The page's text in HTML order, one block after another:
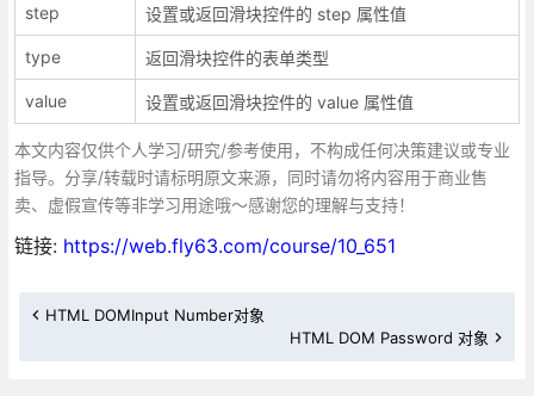
step 设置或返回滑块控件的 step 属性值
type 返回滑块控件的表单类型
value 设置或返回滑块控件的 value 属性值
本文内容仅供个人学习/研究/参考使用，不构成任何决策建议或专业
指导。分享/转载时请标明原文来源，同时请勿将内容用于商业售
卖、虚假宣传等非学习用途哦～感谢您的理解与支持！
链接: https://web.fly63.com/course/10_651
HTML DOMInput Number对象
HTML DOM Password 对象